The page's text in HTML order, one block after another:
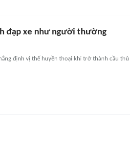
đạp xe như người thường
định vị thế huyền thoại khi trở thành cầu thủ